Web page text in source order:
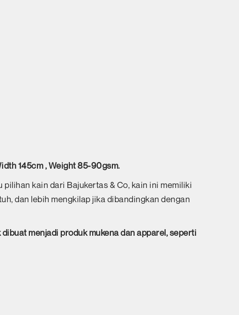
145cm , Weight 85-90gsm.
pilihan kain dari Bajukertas & Co, kain ini memiliki
dan lebih mengkilap jika dibandingkan dengan
menjadi produk mukena dan apparel, seperti